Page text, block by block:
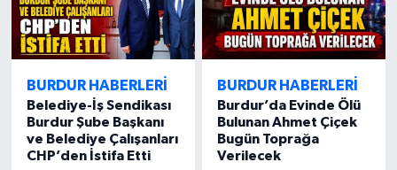
BURDUR HABERLERİ
Belediye-İş Sendikası
Burdur Şube Başkanı
ve Belediye Çalışanları
CHP’den İstifa Etti
BURDUR HABERLERİ
Burdur’da Evinde Ölü
Bulunan Ahmet Çiçek
Bugün Toprağa
Verilecek